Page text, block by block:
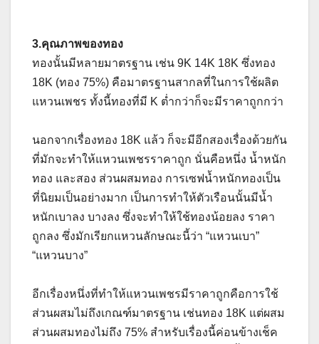
3.คุณภาพของทอง
ทองนั้นมีหลายมาตรฐาน เช่น 9K 14K 18K ซึ่งทอง
18K (ทอง 75%) คือมาตรฐานสากลที่ในการใช้ผลิต
แหวนเพชร ทั้งนี้ทองที่มี K ต่ำกว่าก็จะมีราคาถูกกว่า
นอกจากเรื่องทอง 18K แล้ว ก็จะมีอีกสองเรื่องด้วยกัน
ที่มักจะทำให้แหวนเพชรราคาถูก นั่นคือหนึ่ง น้ำหนัก
ทอง และสอง ส่วนผสมทอง การเซฟน้ำหนักทองเป็น
ที่นิยมเป็นอย่างมาก เป็นการทำให้ตัวเรือนนั้นมีน้ำ
หนักเบาลง บางลง ซึ่งจะทำให้ใช้ทองน้อยลง ราคา
ถูกลง ซึ่งมักเรียกแหวนลักษณะนี้ว่า “แหวนเบา”
“แหวนบาง”
อีกเรื่องหนึ่งที่ทำให้แหวนเพชรมีราคาถูกคือการใช้
ส่วนผสมไม่ถึงเกณฑ์มาตรฐาน เช่นทอง 18K แต่ผสม
ส่วนผสมทองไม่ถึง 75% สำหรับเรื่องนี้ค่อนข้างเช็ค